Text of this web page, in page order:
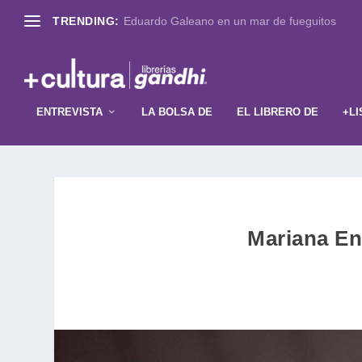
TRENDING: Eduardo Galeano en un mar de fueguitos
ENTREVISTA LA BOLSA DE EL LIBRERO DE
Mariana